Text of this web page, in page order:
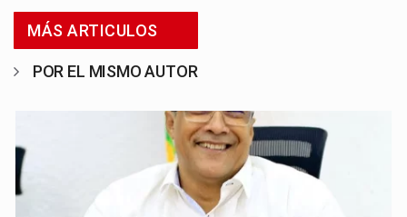
MÁS ARTICULOS
POR EL MISMO AUTOR